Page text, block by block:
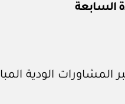
السابعة
المشاورات الودية